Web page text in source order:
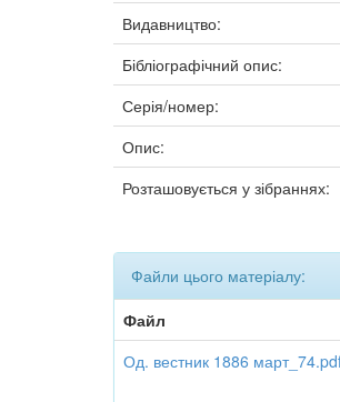
Видавництво:
Бібліографічний опис:
Серія/номер:
Опис:
Розташовується у зібраннях:
Файли цього матеріалу:
Файл
Од. вестник 1886